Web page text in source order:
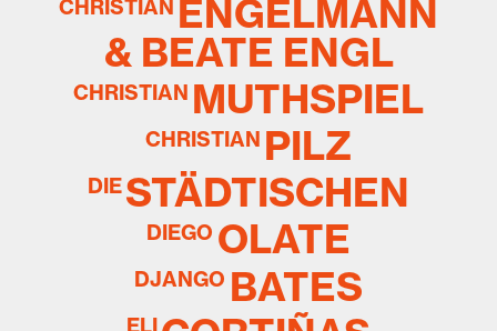
CHRISTIANENGELMANN
& BEATE ENGL
CHRISTIANMUTHSPIEL
CHRISTIANPILZ
DIESTÄDTISCHEN
DIEGOOLATE
DJANGOBATES
ELI